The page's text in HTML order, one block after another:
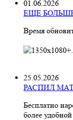
01.06.2026
ЕЩЕ
Время
25.05.2026
РАСПИЛ
Бесплатно
более